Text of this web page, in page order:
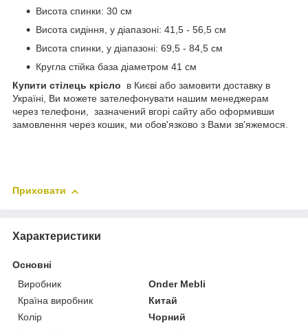
Висота спинки: 30 см
Висота сидіння, у діапазоні: 41,5 - 56,5 см
Висота спинки, у діапазоні: 69,5 - 84,5 см
Кругла стійка база діаметром 41 см
Купити стілець крісло в Києві або замовити доставку в
Україні, Ви можете зателефонувати нашим менеджерам
через телефони, зазначений вгорі сайту або оформивши
замовлення через кошик, ми обов'язково з Вами зв'яжемося.
Приховати
Характеристики
Основні
Виробник
Onder Mebli
Країна виробник
Китай
Колір
Чорний